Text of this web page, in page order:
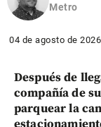
Metro
04 de agosto de 2026
Después de
compañía de
parquear la